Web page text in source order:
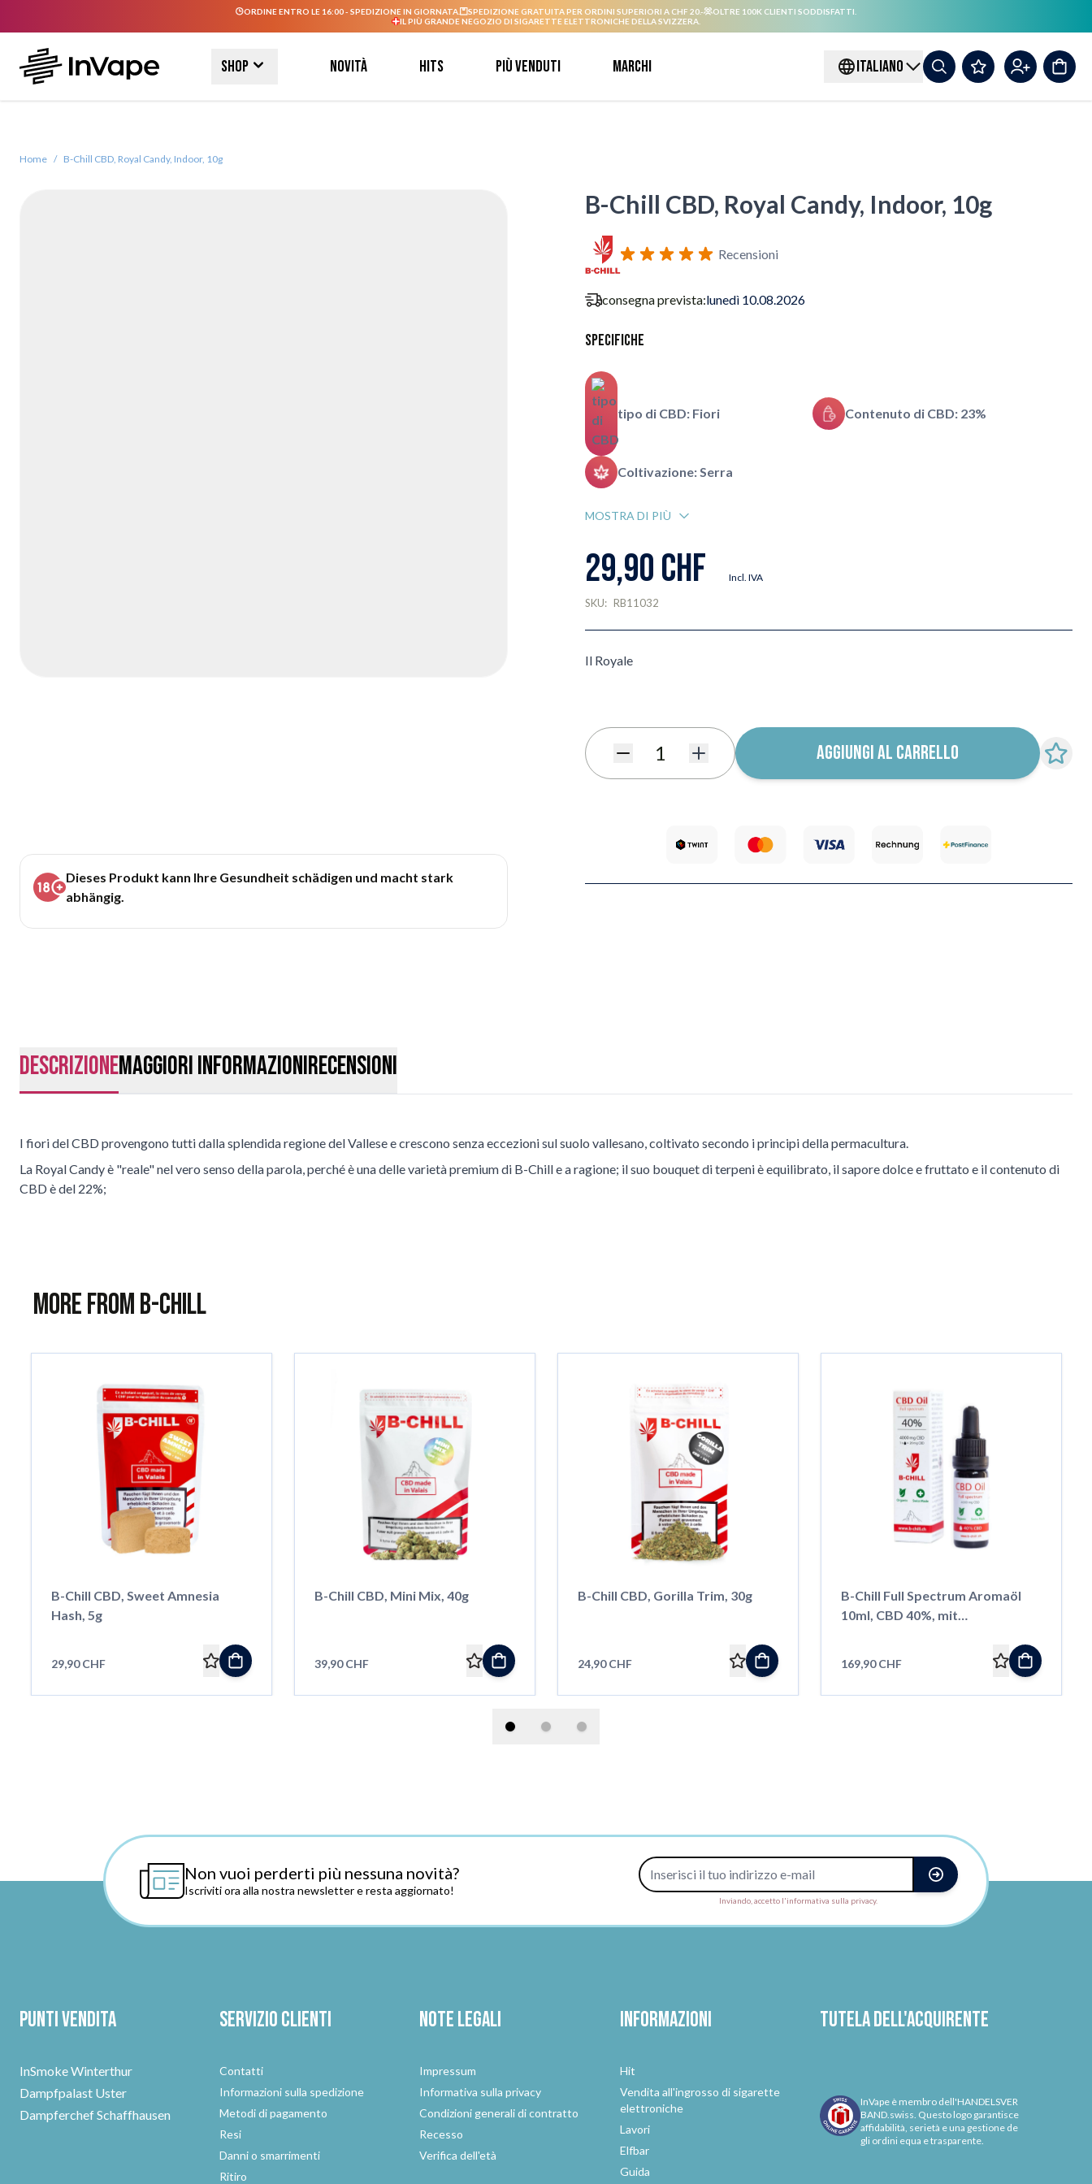
ORDINE ENTRO LE 16:00 - SPEDIZIONE IN GIORNATA. SPEDIZIONE GRATUITA PER ORDINI SUPERIORI A CHF 20.-
OLTRE 100K CLIENTI SODDISFATTI.
IL PIÙ GRANDE NEGOZIO DI SIGARETTE ELETTRONICHE DELLA SVIZZERA.
Shop Novità Hits Più venduti Marchi ITALIANO
Home / B-Chill CBD, Royal Candy, Indoor, 10g
Dieses Produkt kann Ihre Gesundheit schädigen und macht stark
abhängig.
B-Chill CBD, Royal Candy, Indoor, 10g
Recensioni
consegna prevista:lunedì 10.08.2026
Specifiche
tipo di CBD: Fiori Contenuto di CBD: 23%
Coltivazione: Serra
MOSTRA DI PIÙ
29,90 CHF Incl. IVA
SKU: RB11032
Il Royale
Quantità AGGIUNGI AL CARRELLO
DescrizioneMaggiori InformazioniRecensioni
I fiori del CBD provengono tutti dalla splendida regione del Vallese e crescono senza eccezioni sul suolo vallesano, coltivato secondo i principi della permacultura.
La Royal Candy è "reale" nel vero senso della parola, perché è una delle varietà premium di B-Chill e a ragione; il suo bouquet di terpeni è equilibrato, il sapore dolce e fruttato e il contenuto di
CBD è del 22%;
More from B-Chill
B-Chill CBD, Sweet Amnesia
Hash, 5g
29,90 CHF
B-Chill CBD, Mini Mix, 40g
39,90 CHF
B-Chill CBD, Gorilla Trim, 30g
24,90 CHF
B-Chill Full Spectrum Aromaöl
10ml, CBD 40%, mit
169,90 CHF
Non vuoi perderti più nessuna novità?
Iscriviti ora alla nostra newsletter e resta aggiornato!
Indirizzo e-mail
Inviando, accetto l'informativa sulla privacy.
Punti vendita
InSmoke Winterthur
Dampfpalast Uster
Dampferchef Schaffhausen
Servizio clienti
Contatti
Informazioni sulla spedizione
Metodi di pagamento
Resi
Danni o smarrimenti
Ritiro
Note legali
Impressum
Informativa sulla privacy
Condizioni generali di contratto
Recesso
Verifica dell'età
Informazioni
Hit
Vendita all'ingrosso di sigarette
elettroniche
Lavori
Elfbar
Guida
Tutela dell'acquirente
InVape è membro dell'HANDELSVER
BAND.swiss. Questo logo garantisce
affidabilità, serietà e una gestione de
gli ordini equa e trasparente.